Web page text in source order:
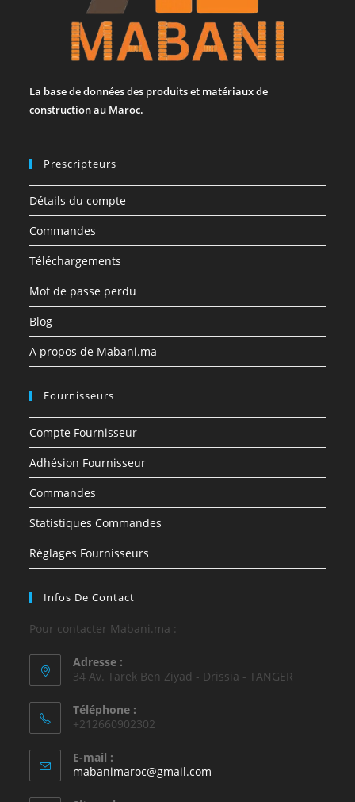
La base de données des produits et matériaux de
construction au Maroc.
Prescripteurs
Détails du compte
Commandes
Téléchargements
Mot de passe perdu
Blog
A propos de Mabani.ma
Fournisseurs
Compte Fournisseur
Adhésion Fournisseur
Commandes
Statistiques Commandes
Réglages Fournisseurs
Infos De Contact
Pour contacter Mabani.ma :
Adresse :
34 Av. Tarek Ben Ziyad - Drissia - TANGER
Téléphone :
+212660902302
E-mail :
mabanimaroc@gmail.com